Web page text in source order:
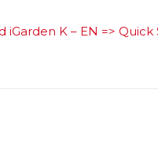
iGarden K – EN =>